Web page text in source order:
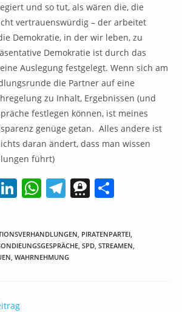
und so tut, als wären die, die
vertrauenswürdig – der arbeitet
Demokratie, in der wir leben, zu
Demokratie ist durch das
Auslegung festgelegt. Wenn sich am
die Partner auf eine
zu Inhalt, Ergebnissen (und
festlegen können, ist meines
genüge getan. Alles andere ist
daran ändert, dass man wissen
führt)
Li
k
e
dI
W
at
s
A
T
e
gr
a
T
re
e
le
n
, PIRATENPARTEI,
, SPD, STREAMEN,
, WAHRNEHMUNG